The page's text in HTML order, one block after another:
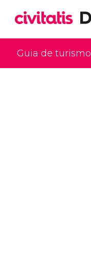
Guia de turismo